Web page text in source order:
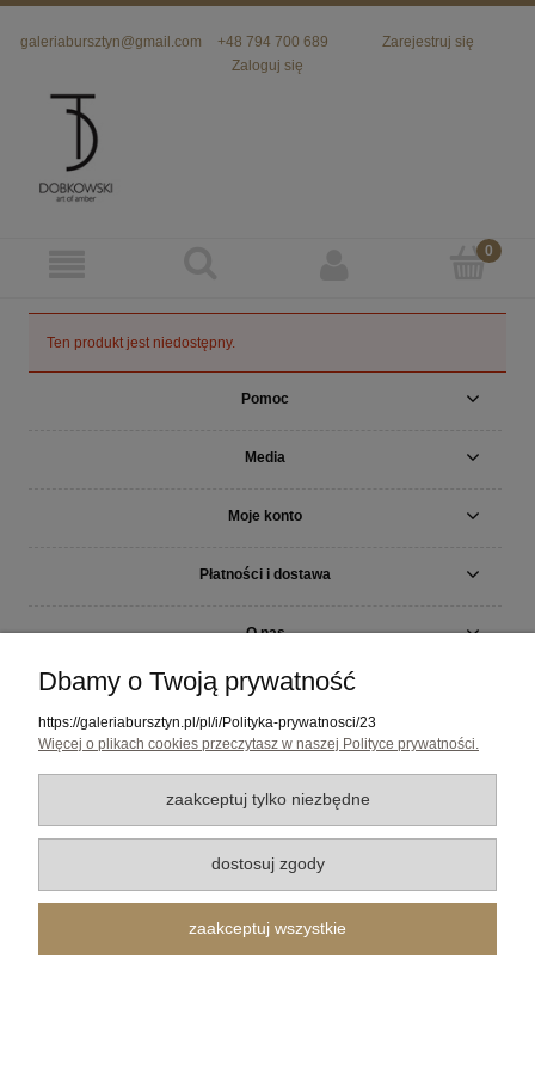
galeriabursztyn@gmail.com +48 794 700 689
Zarejestruj się
Zaloguj się
Ten produkt jest niedostępny.
Pomoc
Media
Moje konto
Płatności i dostawa
O nas
Galeria Bursztyn Tadeusz Dobkowski | ul. 10-go Lutego 33, 81-364 Gdynia | Tel. 794700689 |
pokaż pełną wersję strony
Sklep internetowy Shoper.pl
Dbamy o Twoją prywatność
https://galeriabursztyn.pl/pl/i/Polityka-prywatnosci/23
Więcej o plikach cookies przeczytasz w naszej Polityce prywatności.
zaakceptuj tylko niezbędne
dostosuj zgody
zaakceptuj wszystkie